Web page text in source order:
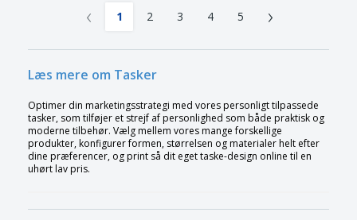
‹ 1 2 3 4 5 ›
Læs mere om Tasker
Optimer din marketingsstrategi med vores personligt tilpassede
tasker, som tilføjer et strejf af personlighed som både praktisk og
moderne tilbehør. Vælg mellem vores mange forskellige
produkter, konfigurer formen, størrelsen og materialer helt efter
dine præferencer, og print så dit eget taske-design online til en
uhørt lav pris.